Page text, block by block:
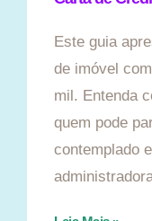
Este guia
de imóvel
mil. Entenda
quem pode
contemplado